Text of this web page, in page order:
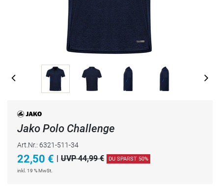
Jako Polo Challenge
Art.Nr.: 6321-511-34
22,50 € UVP 44,99 € DU SPARST 50%
inkl. 19 % MwSt.